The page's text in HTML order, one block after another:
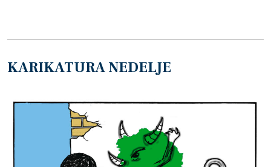
KARIKATURA NEDELJE